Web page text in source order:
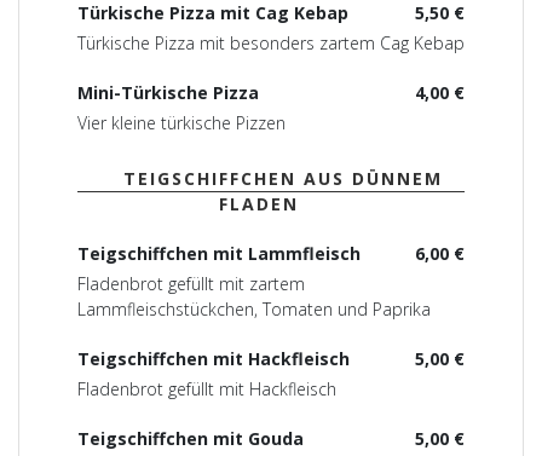
5,50 €
Türkische Pizza mit Cag Kebap
Türkische Pizza mit besonders zartem Cag Kebap
4,00 €
Mini-Türkische Pizza
Vier kleine türkische Pizzen
TEIGSCHIFFCHEN AUS DÜNNEM
FLADEN
6,00 €
Teigschiffchen mit Lammfleisch
Fladenbrot gefüllt mit zartem
Lammfleischstückchen, Tomaten und Paprika
5,00 €
Teigschiffchen mit Hackfleisch
Fladenbrot gefüllt mit Hackfleisch
5,00 €
Teigschiffchen mit Gouda